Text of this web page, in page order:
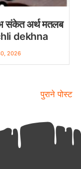
संकेत अर्थ मतलब
dekhna
2026
पुराने पोस्ट